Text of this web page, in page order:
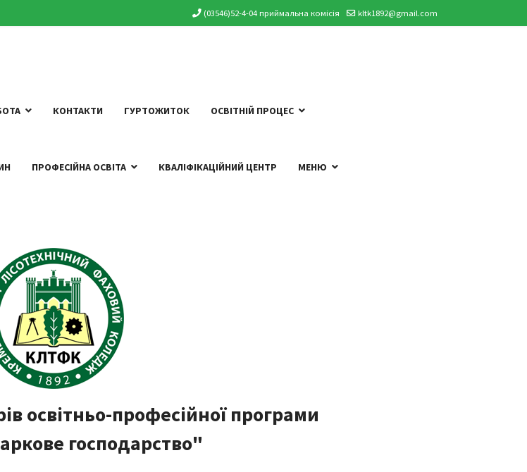
(03546)52-4-04 приймальна комісія kltk1892@gmail.com
КОНТАКТИ ГУРТОЖИТОК ОСВІТНІЙ ПРОЦЕС
ПРОФЕСІЙНА ОСВІТА КВАЛІФІКАЦІЙНИЙ ЦЕНТР МЕНЮ
освітньо-професійної програми
господарство"